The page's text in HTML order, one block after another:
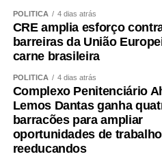
O treinamento de força deve
Caminhar é importante, mas
preservar ou recuperar massa
fundamentais.
A alimentação também
adequada de proteínas e
do dia e ajustadas à idade,
POLÍTICA 4 dias atrás
CRE amplia esforço
barreiras da União
carne brasileira
POLÍTICA 4 dias atrás
Complexo Penitenciário
Lemos Dantas ganha
barracões para ampliar
oportunidades de
reeducandos